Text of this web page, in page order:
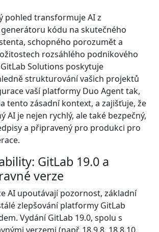
pohled transformuje AI z
kódu na skutečného
schopného porozumět a
rozsáhlého podnikového
Solutions poskytuje
strukturování vašich projektů
vaší platformy Duo Agent tak,
tento zásadní kontext, a zajišťuje, že
AI je nejen rychlý, ale také bezpečný,
a připravený pro produkci pro
GitLab 19.0 a
verze
AI upoutávají pozornost, základní
zlepšování platformy GitLab
Vydání GitLab 19.0, spolu s
verzemi (např. 18.9.8, 18.8.10,